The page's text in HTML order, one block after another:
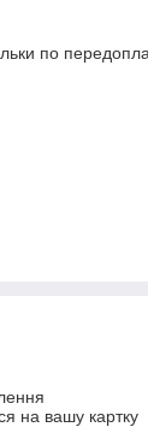
по
на вашу картку